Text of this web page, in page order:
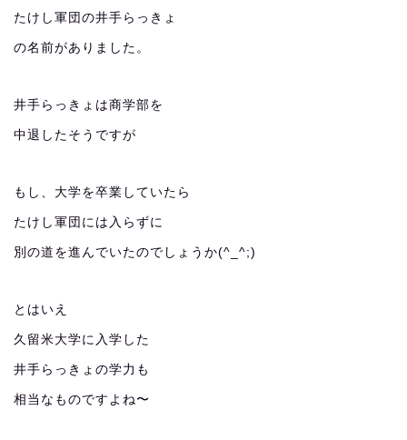
たけし軍団の井手らっきょ
の名前がありました。
井手らっきょは商学部を
中退したそうですが
もし、大学を卒業していたら
たけし軍団には入らずに
別の道を進んでいたのでしょうか(^_^;)
とはいえ
久留米大学に入学した
井手らっきょの学力も
相当なものですよね〜